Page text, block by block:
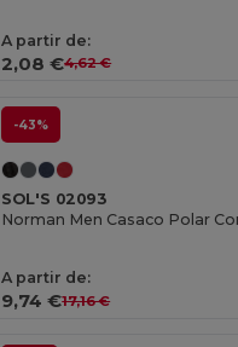
A partir de:
2,08 €4,62 €
-43%
SOL'S 02093
A partir de:
9,74 €17,16 €